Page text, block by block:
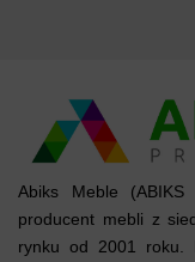
Abiks Meble (ABIKS
producent mebli z
rynku od 2001 roku.